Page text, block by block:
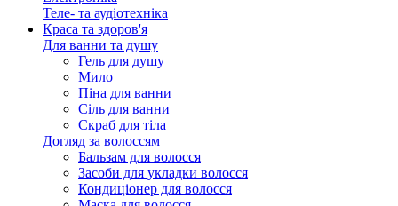
Теле- та аудіотехніка
Краса та здоров'я
Для ванни та душу
Гель для душу
Мило
Піна для ванни
Сіль для ванни
Скраб для тіла
Догляд за волоссям
Бальзам для волосся
Засоби для укладки волосся
Кондиціонер для волосся